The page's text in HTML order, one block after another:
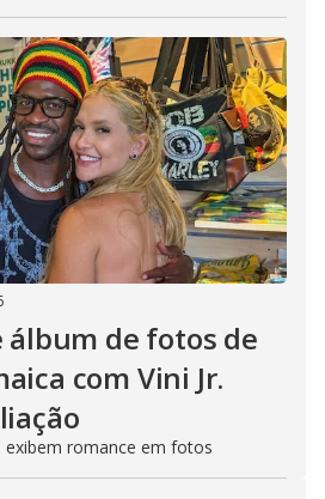
de fotos de
com Vini Jr.
exibem romance em fotos